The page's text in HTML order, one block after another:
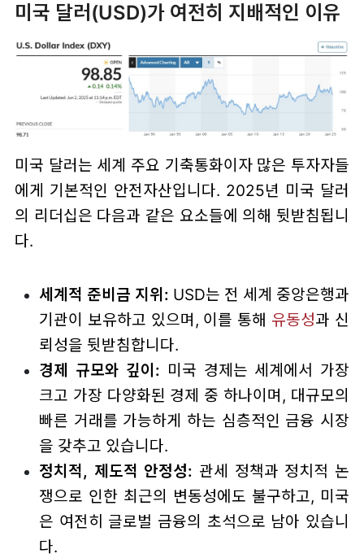
미국 달러(USD)가 여전히 지배적인 이유
미국 달러는 세계 주요 기축통화이자 많은 투자자들
에게 기본적인 안전자산입니다. 2025년 미국 달러
의 리더십은 다음과 같은 요소들에 의해 뒷받침됩니
다.
세계적 준비금 지위: USD는 전 세계 중앙은행과
기관이 보유하고 있으며, 이를 통해 유동성과 신
뢰성을 뒷받침합니다.
경제 규모와 깊이: 미국 경제는 세계에서 가장
크고 가장 다양화된 경제 중 하나이며, 대규모의
빠른 거래를 가능하게 하는 심층적인 금융 시장
을 갖추고 있습니다.
정치적, 제도적 안정성: 관세 정책과 정치적 논
쟁으로 인한 최근의 변동성에도 불구하고, 미국
은 여전히 글로벌 금융의 초석으로 남아 있습니
다.